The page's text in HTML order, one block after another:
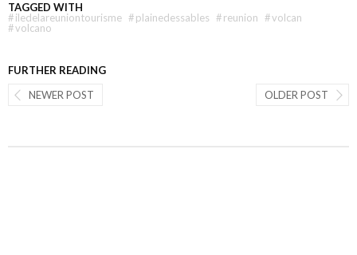
TAGGED WITH
#iledelareuniontourisme #plainedessables #reunion #volcan
#volcano
FURTHER READING
OLDER POST
NEWER POST